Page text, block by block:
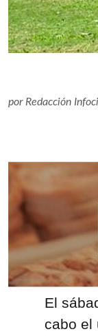
porRedacción
El
cabo el